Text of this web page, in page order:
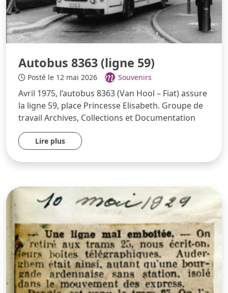
Autobus 8363 (ligne 59)
Posté le 12 mai 2026 Souvenirs
Avril 1975, l’autobus 8363 (Van Hool – Fiat) assure
la ligne 59, place Princesse Elisabeth. Groupe de
travail Archives, Collections et Documentation
Lire plus